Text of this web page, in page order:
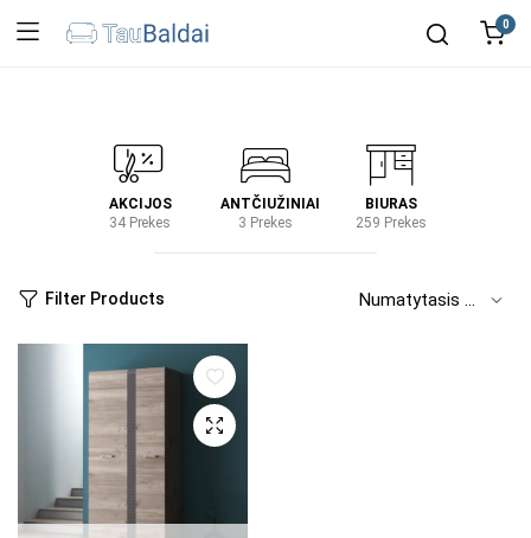
0
AKCIJOS
34 Prekes
ANTČIUŽINIAI
3 Prekes
BIURAS
259 Prekes
Filter Products